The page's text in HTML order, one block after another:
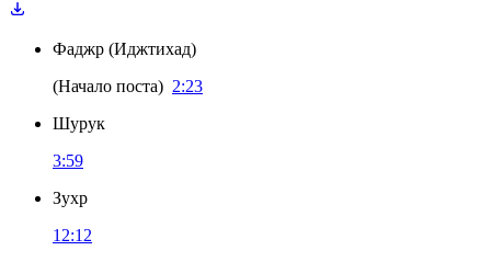
Фаджр (Иджтихад)
(Начало поста) 2:23
Шурук
3:59
Зухр
12:12